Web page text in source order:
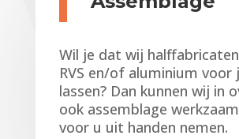
Wil je dat wij
RVS en/of aluminium voor
lassen? Dan kunnen wij in
ook assemblage
voor u uit handen nemen.